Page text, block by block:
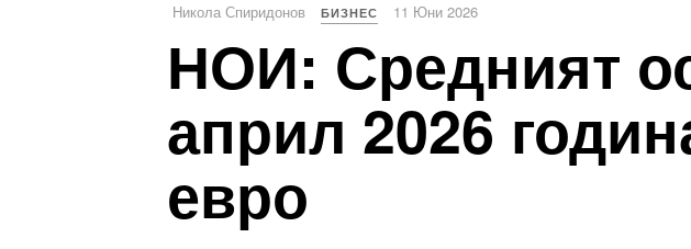
Никола Спиридонов БИЗНЕС 11 Юни 2026
НОИ: Средният
април 2026
евро